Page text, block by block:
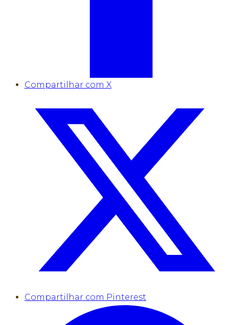
Compartilhar com X
Compartilhar com Pinterest